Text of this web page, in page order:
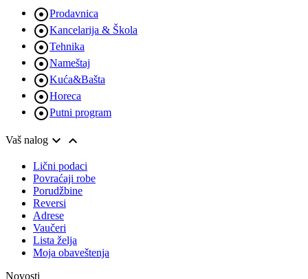
Prodavnica
Kancelarija & Škola
Tehnika
Nameštaj
Kuća&Bašta
Horeca
Putni program
Vaš nalog  
Lični podaci
Povraćaji robe
Porudžbine
Reversi
Adrese
Vaučeri
Lista želja
Moja obaveštenja
Novosti